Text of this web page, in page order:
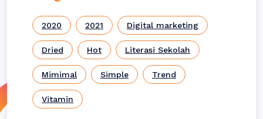
2020 2021 Digital marketing
Dried Hot Literasi Sekolah
Mimimal Simple Trend
Vitamin